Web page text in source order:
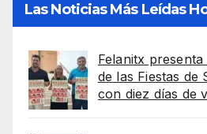
Las Noticias Más Leídas
Felanitx
de las Fiestas de
con diez días de